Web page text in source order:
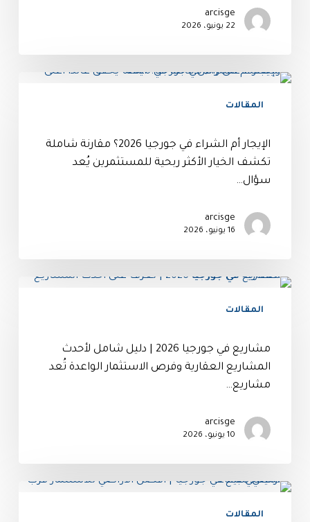
arcisge
22 يونيو، 2026
المقالات
الإيجار أم الشراء في جورجيا 2026؟ مقارنة شاملة
تكشف الخيار الأكثر ربحية للمستثمرين يُعد
سؤال…
arcisge
16 يونيو، 2026
المقالات
مشاريع في جورجيا 2026 | دليل شامل لأحدث
المشاريع العقارية وفرص الاستثمار الواعدة تُعد
مشاريع…
arcisge
10 يونيو، 2026
المقالات